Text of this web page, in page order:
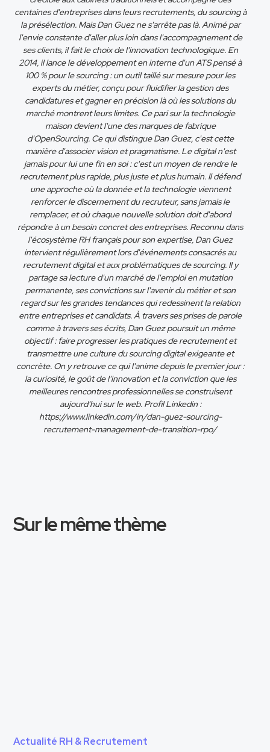
centaines d'entreprises dans leurs recrutements, du sourcing à
la présélection. Mais Dan Guez ne s'arrête pas là. Animé par
l'envie constante d'aller plus loin dans l'accompagnement de
ses clients, il fait le choix de l'innovation technologique. En
2014, il lance le développement en interne d'un ATS pensé à
100 % pour le sourcing : un outil taillé sur mesure pour les
experts du métier, conçu pour fluidifier la gestion des
candidatures et gagner en précision là où les solutions du
marché montrent leurs limites. Ce pari sur la technologie
maison devient l'une des marques de fabrique
d'OpenSourcing. Ce qui distingue Dan Guez, c'est cette
manière d'associer vision et pragmatisme. Le digital n'est
jamais pour lui une fin en soi : c'est un moyen de rendre le
recrutement plus rapide, plus juste et plus humain. Il défend
une approche où la donnée et la technologie viennent
renforcer le discernement du recruteur, sans jamais le
remplacer, et où chaque nouvelle solution doit d'abord
répondre à un besoin concret des entreprises. Reconnu dans
l'écosystème RH français pour son expertise, Dan Guez
intervient régulièrement lors d'événements consacrés au
recrutement digital et aux problématiques de sourcing. Il y
partage sa lecture d'un marché de l'emploi en mutation
permanente, ses convictions sur l'avenir du métier et son
regard sur les grandes tendances qui redessinent la relation
entre entreprises et candidats. À travers ses prises de parole
comme à travers ses écrits, Dan Guez poursuit un même
objectif : faire progresser les pratiques de recrutement et
transmettre une culture du sourcing digital exigeante et
concrète. On y retrouve ce qui l'anime depuis le premier jour :
la curiosité, le goût de l'innovation et la conviction que les
meilleures rencontres professionnelles se construisent
aujourd'hui sur le web. Profil Linkedin :
https://www.linkedin.com/in/dan-guez-sourcing-
recrutement-management-de-transition-rpo/
Sur le même thème
Actualité RH & Recrutement